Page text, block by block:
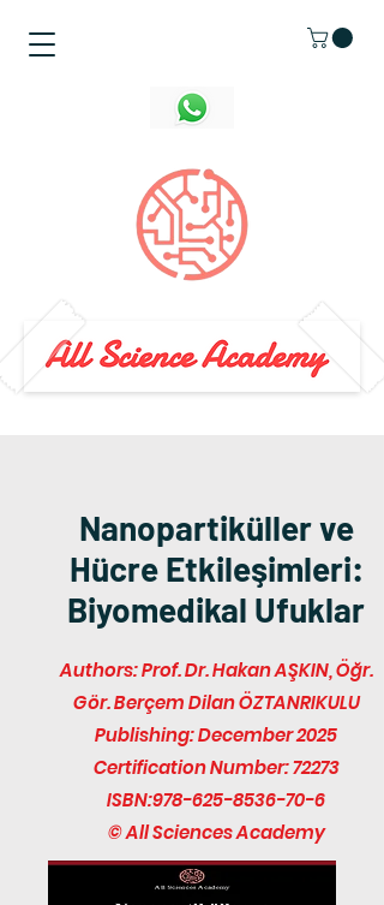
Nanopartiküller ve
Hücre Etkileşimleri:
Biyomedikal Ufuklar
Authors: Prof. Dr. Hakan AŞKIN, Öğr.
Gör. Berçem Dilan ÖZTANRIKULU
Publishing: December 2025
Certification Number: 72273
ISBN:978-625-8536-70-6
© All Sciences Academy